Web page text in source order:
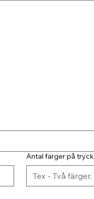
Antal färger på tryck